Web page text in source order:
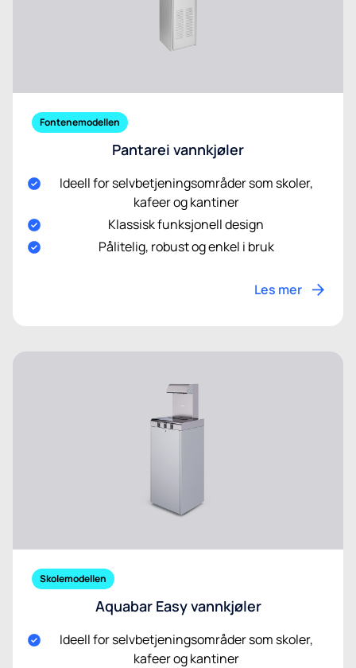
Fontenemodellen
Pantarei vannkjøler
Ideell for selvbetjeningsområder som skoler,
kafeer og kantiner
Klassisk funksjonell design
Pålitelig, robust og enkel i bruk
Les mer
Skolemodellen
Aquabar Easy vannkjøler
Ideell for selvbetjeningsområder som skoler,
kafeer og kantiner